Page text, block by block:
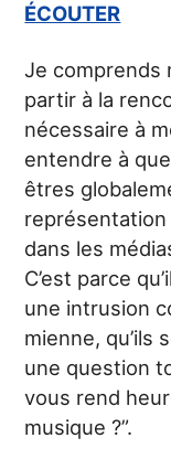
ÉCOUTER
Je comprends
partir à la
nécessaire à
entendre à
êtres
représentation
dans les
C’est parce
une intrusion
mienne, qu’ils
une question
vous rend
musique ?”.